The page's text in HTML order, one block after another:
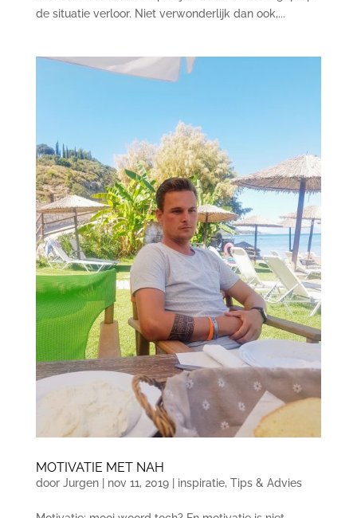
de situatie verloor. Niet verwonderlijk dan ook,...
MOTIVATIE MET NAH
door Jurgen| nov 11, 2019| inspiratie, Tips & Advies